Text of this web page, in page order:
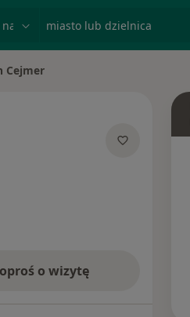
Cejmer
o wizytę